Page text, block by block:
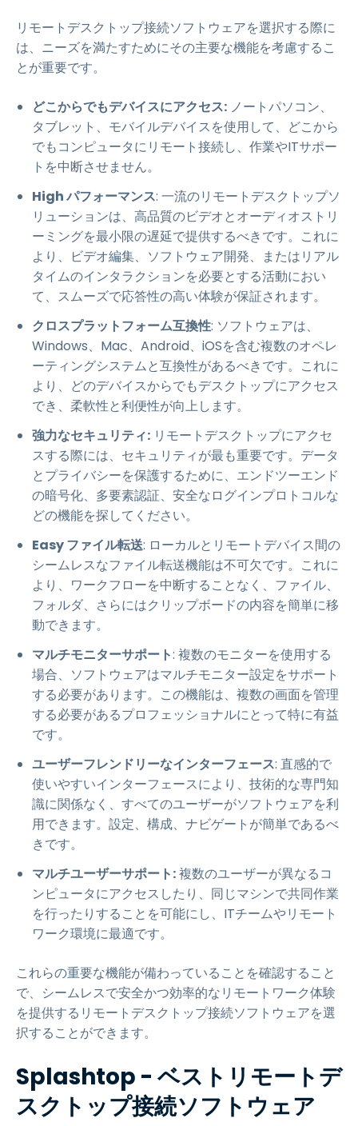
リモートデスクトップ接続ソフトウェアを選択する際に
は、ニーズを満たすためにその主要な機能を考慮するこ
とが重要です。
どこからでもデバイスにアクセス: ノートパソコン、
タブレット、モバイルデバイスを使用して、どこから
でもコンピュータにリモート接続し、作業やITサポー
トを中断させません。
High パフォーマンス: 一流のリモートデスクトップソ
リューションは、高品質のビデオとオーディオストリ
ーミングを最小限の遅延で提供するべきです。これに
より、ビデオ編集、ソフトウェア開発、またはリアル
タイムのインタラクションを必要とする活動におい
て、スムーズで応答性の高い体験が保証されます。
クロスプラットフォーム互換性: ソフトウェアは、
Windows、Mac、Android、iOSを含む複数のオペレ
ーティングシステムと互換性があるべきです。これに
より、どのデバイスからでもデスクトップにアクセス
でき、柔軟性と利便性が向上します。
強力なセキュリティ: リモートデスクトップにアクセ
スする際には、セキュリティが最も重要です。データ
とプライバシーを保護するために、エンドツーエンド
の暗号化、多要素認証、安全なログインプロトコルな
どの機能を探してください。
Easy ファイル転送: ローカルとリモートデバイス間の
シームレスなファイル転送機能は不可欠です。これに
より、ワークフローを中断することなく、ファイル、
フォルダ、さらにはクリップボードの内容を簡単に移
動できます。
マルチモニターサポート: 複数のモニターを使用する
場合、ソフトウェアはマルチモニター設定をサポート
する必要があります。この機能は、複数の画面を管理
する必要があるプロフェッショナルにとって特に有益
です。
ユーザーフレンドリーなインターフェース: 直感的で
使いやすいインターフェースにより、技術的な専門知
識に関係なく、すべてのユーザーがソフトウェアを利
用できます。設定、構成、ナビゲートが簡単であるべ
きです。
マルチユーザーサポート:複数のユーザーが異なるコ
ンピュータにアクセスしたり、同じマシンで共同作業
を行ったりすることを可能にし、ITチームやリモート
ワーク環境に最適です。
これらの重要な機能が備わっていることを確認すること
で、シームレスで安全かつ効率的なリモートワーク体験
を提供するリモートデスクトップ接続ソフトウェアを選
択することができます。
Splashtop - ベストリモートデ
スクトップ接続ソフトウェア